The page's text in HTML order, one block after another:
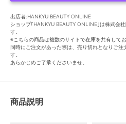
出店者:HANKYU BEAUTY ONLINE
ショップ｢HANKYU BEAUTY ONLINE｣は株式会
す。
※こちらの商品は複数のサイトで在庫を共有してお
同時にご注文があった際は、売り切れとなりご
す。
あらかじめご了承くださいませ。
商品説明